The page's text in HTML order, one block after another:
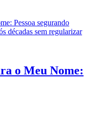
o Meu Nome: